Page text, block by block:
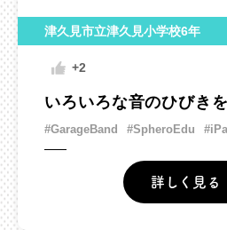
津久見市立津久見小学校6年
+2
いろいろな音のひびき
#GarageBand #SpheroEdu
詳しく見る